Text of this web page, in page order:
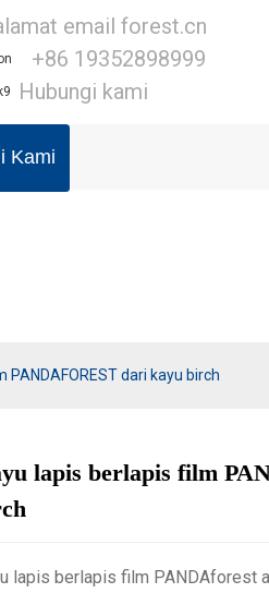
email forest.cn
+86 19352898999
Hubungi kami
Kami
PANDAFOREST dari kayu birch
Loading...
Loading...
lapis berlapis film
lapis berlapis film PANDAforest